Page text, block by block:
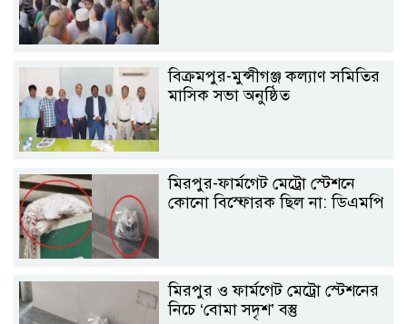
বিক্রমপুর-মুন্সীগঞ্জ কল্যাণ সমিতির
মাসিক সভা অনুষ্ঠিত
মিরপুর-ফার্মগেট মেট্রো স্টেশনে
কোনো বিস্ফোরক ছিল না: ডিএমপি
মিরপুর ও ফার্মগেট মেট্রো স্টেশনের
নিচে ‘বোমা সদৃশ’ বস্তু